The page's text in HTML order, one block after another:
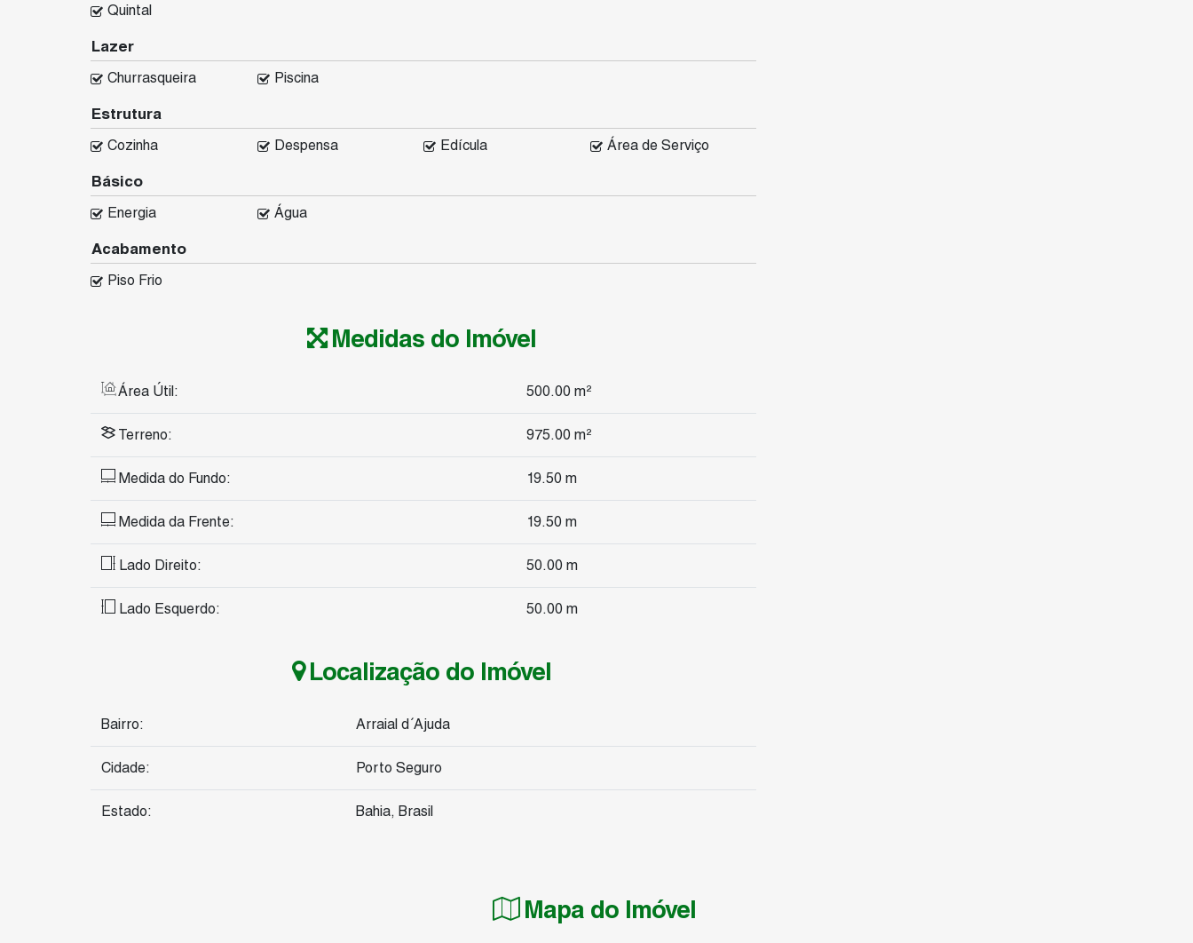
Quintal
Lazer
Churrasqueira Piscina
Estrutura
Cozinha Despensa Edícula Área de Serviço
Básico
Energia Água
Acabamento
Piso Frio
Medidas do Imóvel
Área Útil: 500.00 m²
Terreno: 975.00 m²
Medida do Fundo: 19.50 m
Medida da Frente: 19.50 m
Lado Direito: 50.00 m
Lado Esquerdo: 50.00 m
Localização do Imóvel
Bairro: Arraial d´Ajuda
Cidade: Porto Seguro
Estado: Bahia, Brasil
Mapa do Imóvel